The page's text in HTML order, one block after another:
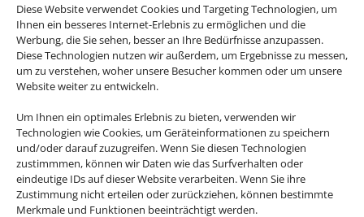
Diese Website verwendet Cookies und Targeting Technologien, um
Ihnen ein besseres Internet-Erlebnis zu ermöglichen und die
Werbung, die Sie sehen, besser an Ihre Bedürfnisse anzupassen.
Diese Technologien nutzen wir außerdem, um Ergebnisse zu messen,
um zu verstehen, woher unsere Besucher kommen oder um unsere
Website weiter zu entwickeln.
Um Ihnen ein optimales Erlebnis zu bieten, verwenden wir
Technologien wie Cookies, um Geräteinformationen zu speichern
und/oder darauf zuzugreifen. Wenn Sie diesen Technologien
zustimmmen, können wir Daten wie das Surfverhalten oder
eindeutige IDs auf dieser Website verarbeiten. Wenn Sie ihre
Zustimmung nicht erteilen oder zurückziehen, können bestimmte
Merkmale und Funktionen beeinträchtigt werden.